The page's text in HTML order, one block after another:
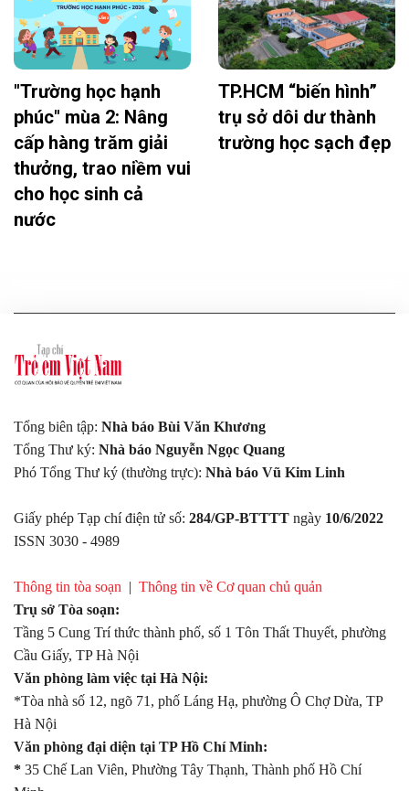
"Trường học hạnh
phúc" mùa 2: Nâng
cấp hàng trăm giải
thưởng, trao niềm vui
cho học sinh cả
nước
TP.HCM “biến hình”
trụ sở dôi dư thành
trường học sạch đẹp
Tổng biên tập: Nhà báo Bùi Văn Khương
Tổng Thư ký: Nhà báo Nguyễn Ngọc Quang
Phó Tổng Thư ký (thường trực): Nhà báo Vũ Kim Linh
Giấy phép Tạp chí điện tử số: 284/GP-BTTTT ngày 10/6/2022
ISSN 3030 - 4989
Thông tin tòa soạn
Thông tin về Cơ quan chủ quản
Trụ sở Tòa soạn:
Tầng 5 Cung Trí thức thành phố, số 1 Tôn Thất Thuyết, phường
Cầu Giấy, TP Hà Nội
Văn phòng làm việc tại Hà Nội:
*Tòa nhà số 12, ngõ 71, phố Láng Hạ, phường Ô Chợ Dừa, TP
Hà Nội
Văn phòng đại diện tại TP Hồ Chí Minh:
* 35 Chế Lan Viên, Phường Tây Thạnh, Thành phố Hồ Chí